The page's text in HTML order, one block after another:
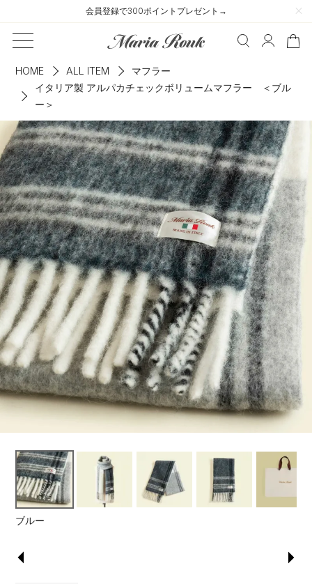
会員登録で300ポイントプレゼント→
HOME ALL ITEM
マフラー
イタリア製 アルパカチェックボリュームマフラー ＜ブル
ー＞
ブルー